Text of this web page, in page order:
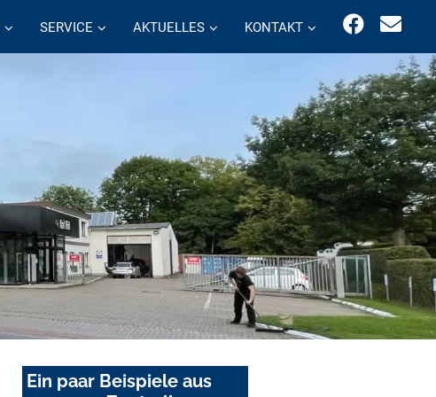
SERVICE AKTUELLES KONTAKT
Ein paar Beispiele aus